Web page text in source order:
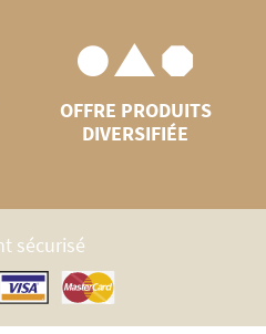
OFFRE PRODUITS
DIVERSIFIÉE
sécurisé